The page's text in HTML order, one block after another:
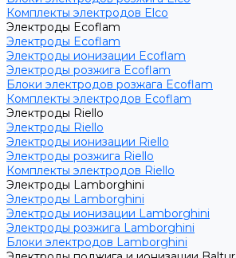
Комплекты электродов Elco
Электроды Ecoflam
Электроды Ecoflam
Электроды ионизации Ecoflam
Электроды розжига Ecoflam
Блоки электродов розжага Ecoflam
Комплекты электродов Ecoflam
Электроды Riello
Электроды Riello
Электроды ионизации Riello
Электроды розжига Riello
Комплекты электродов Riello
Электроды Lamborghini
Электроды Lamborghini
Электроды ионизации Lamborghini
Электроды розжига Lamborghini
Блоки электродов Lamborghini